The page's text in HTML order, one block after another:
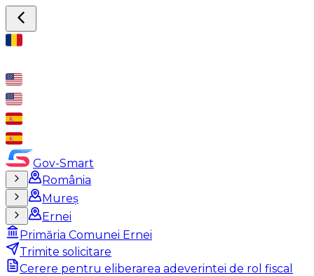
Gov-Smart
România
Mureș
Ernei
Primăria Comunei Ernei
Trimite solicitare
Cerere pentru eliberarea adeverintei de rol fiscal